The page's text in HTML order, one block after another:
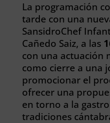
La programación
tarde con una
SansidroChef
Cañedo Saiz, a las
con una actuación
como cierre a una
promocionar el
ofrecer una
en torno a la
tradiciones